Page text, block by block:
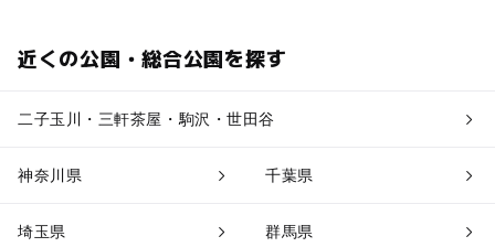
近くの公園・総合公園を探す
二子玉川・三軒茶屋・駒沢・世田谷
神奈川県 千葉県
埼玉県 群馬県